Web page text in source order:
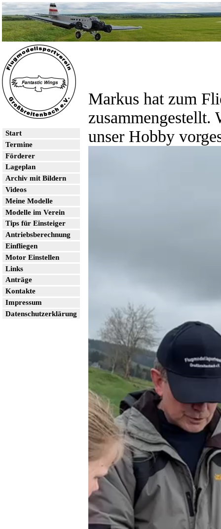
Start
Termine
Förderer
Lageplan
Archiv mit Bildern
Videos
Meine Modelle
Modelle im Verein
Tips für Einsteiger
Antriebsberechnung
Einfliegen
Motor Einstellen
Links
Anträge
Kontakte
Impressum
Datenschutzerklärung
Markus hat zum
zusammengestellt.
unser Hobby